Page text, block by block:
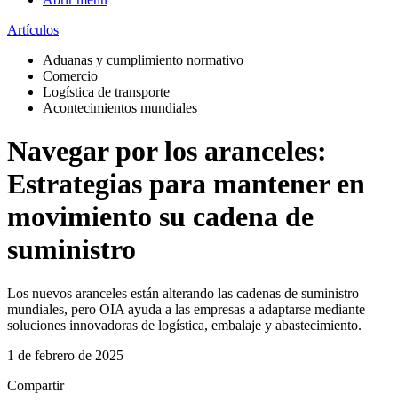
Artículos
Aduanas y cumplimiento normativo
Comercio
Logística de transporte
Acontecimientos mundiales
Navegar por los aranceles:
Estrategias para mantener en
movimiento su cadena de
suministro
Los nuevos aranceles están alterando las cadenas de suministro
mundiales, pero OIA ayuda a las empresas a adaptarse mediante
soluciones innovadoras de logística, embalaje y abastecimiento.
1 de febrero de 2025
Compartir